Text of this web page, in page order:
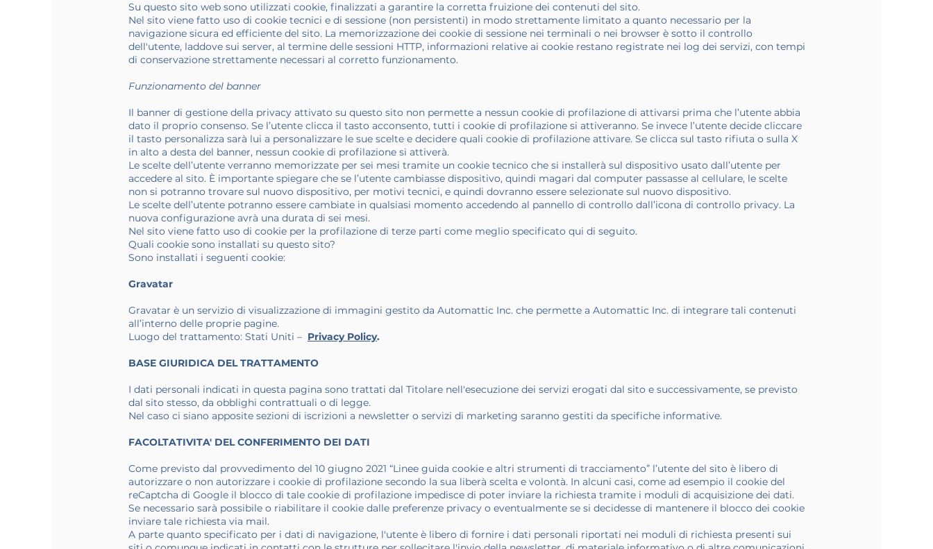
Su questo sito web sono utilizzati cookie, finalizzati a garantire la corretta fruizione dei contenuti del sito.
Nel sito viene fatto uso di cookie tecnici e di sessione (non persistenti) in modo strettamente limitato a quanto necessario per la
navigazione sicura ed efficiente del sito. La memorizzazione dei cookie di sessione nei terminali o nei browser è sotto il controllo
dell'utente, laddove sui server, al termine delle sessioni HTTP, informazioni relative ai cookie restano registrate nei log dei servizi, con tempi
di conservazione strettamente necessari al corretto funzionamento.
Funzionamento del banner
Il banner di gestione della privacy attivato su questo sito non permette a nessun cookie di profilazione di attivarsi prima che l’utente abbia
dato il proprio consenso. Se l’utente clicca il tasto acconsento, tutti i cookie di profilazione si attiveranno. Se invece l’utente decide cliccare
il tasto personalizza sarà lui a personalizzare le sue scelte e decidere quali cookie di profilazione attivare. Se clicca sul tasto rifiuta o sulla X
in alto a desta del banner, nessun cookie di profilazione si attiverà.
Le scelte dell’utente verranno memorizzate per sei mesi tramite un cookie tecnico che si installerà sul dispositivo usato dall’utente per
accedere al sito. È importante spiegare che se l’utente cambiasse dispositivo, quindi magari dal computer passasse al cellulare, le scelte
non si potranno trovare sul nuovo dispositivo, per motivi tecnici, e quindi dovranno essere selezionate sul nuovo dispositivo.
Le scelte dell’utente potranno essere cambiate in qualsiasi momento accedendo al pannello di controllo dall’icona di controllo privacy. La
nuova configurazione avrà una durata di sei mesi.
Nel sito viene fatto uso di cookie per la profilazione di terze parti come meglio specificato qui di seguito.
Quali cookie sono installati su questo sito?
Sono installati i seguenti cookie:
Gravatar
Gravatar è un servizio di visualizzazione di immagini gestito da Automattic Inc. che permette a Automattic Inc. di integrare tali contenuti
all’interno delle proprie pagine.
Luogo del trattamento: Stati Uniti – Privacy Policy.
BASE GIURIDICA DEL TRATTAMENTO
I dati personali indicati in questa pagina sono trattati dal Titolare nell'esecuzione dei servizi erogati dal sito e successivamente, se previsto
dal sito stesso, da obblighi contrattuali o di legge.
Nel caso ci siano apposite sezioni di iscrizioni a newsletter o servizi di marketing saranno gestiti da specifiche informative.
FACOLTATIVITA' DEL CONFERIMENTO DEI DATI
Come previsto dal provvedimento del 10 giugno 2021 “Linee guida cookie e altri strumenti di tracciamento” l’utente del sito è libero di
autorizzare o non autorizzare i cookie di profilazione secondo la sua liberà scelta e volontà. In alcuni casi, come ad esempio il cookie del
reCaptcha di Google il blocco di tale cookie di profilazione impedisce di poter inviare la richiesta tramite i moduli di acquisizione dei dati.
Se necessario sarà possibile o riabilitare il cookie dalle preferenze privacy o eventualmente se si decidesse di mantenere il blocco dei cookie
inviare tale richiesta via mail.
A parte quanto specificato per i dati di navigazione, l'utente è libero di fornire i dati personali riportati nei moduli di richiesta presenti sui